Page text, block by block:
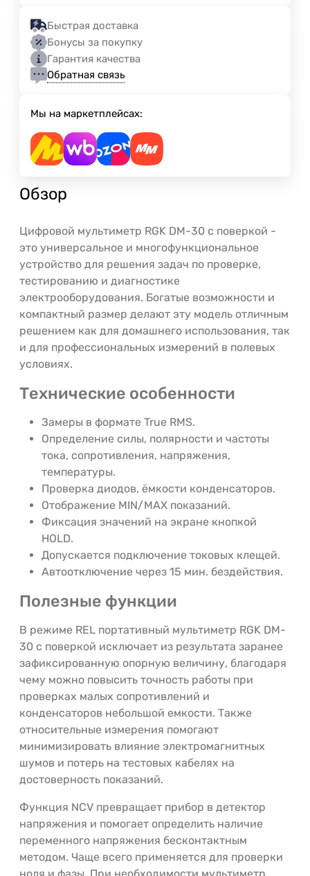
Быстрая доставка
Бонусы за покупку
Гарантия качества
Обратная связь
Мы на маркетплейсах:
Обзор
Цифровой мультиметр RGK DM-30 с поверкой -
это универсальное и многофункциональное
устройство для решения задач по проверке,
тестированию и диагностике
электрооборудования. Богатые возможности и
компактный размер делают эту модель отличным
решением как для домашнего использования, так
и для профессиональных измерений в полевых
условиях.
Технические особенности
Замеры в формате True RMS.
Определение силы, полярности и частоты
тока, сопротивления, напряжения,
температуры.
Проверка диодов, ёмкости конденсаторов.
Отображение MIN/MAX показаний.
Фиксация значений на экране кнопкой
HOLD.
Допускается подключение токовых клещей.
Автоотключение через 15 мин. бездействия.
Полезные функции
В режиме REL портативный мультиметр RGK DM-
30 с поверкой исключает из результата заранее
зафиксированную опорную величину, благодаря
чему можно повысить точность работы при
проверках малых сопротивлений и
конденсаторов небольшой емкости. Также
относительные измерения помогают
минимизировать влияние электромагнитных
шумов и потерь на тестовых кабелях на
достоверность показаний.
Функция NCV превращает прибор в детектор
напряжения и помогает определить наличие
переменного напряжения бесконтактным
методом. Чаще всего применяется для проверки
ноля и фазы. При необходимости мультиметр